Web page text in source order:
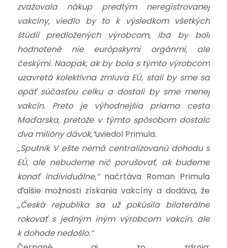
zvažovala nákup predtým neregistrovanej
vakcíny, viedlo by to k výsledkom všetkých
štúdií predložených výrobcom, iba by boli
hodnotené nie európskymi orgánmi, ale
českými. Naopak, ak by bola s týmto výrobcom
uzavretá kolektívna zmluva EÚ, stali by sme sa
opäť súčasťou celku a dostali by sme menej
vakcín. Preto je výhodnejšia priama cesta
Maďarska, pretože v týmto spôsobom dostalo
dva milióny dávok,“uviedol Primula.
„Sputnik V ešte nemá centralizovanú dohodu s
EÚ, ale nebudeme nič porušovať, ak budeme
konať individuálne,“ načrtáva Roman Primula
ďalšie možnosti získania vakcíny a dodáva, že
„Česká republika sa už pokúsila bilaterálne
rokovať s jedným iným výrobcom vakcín, ale
k dohode nedošlo.“